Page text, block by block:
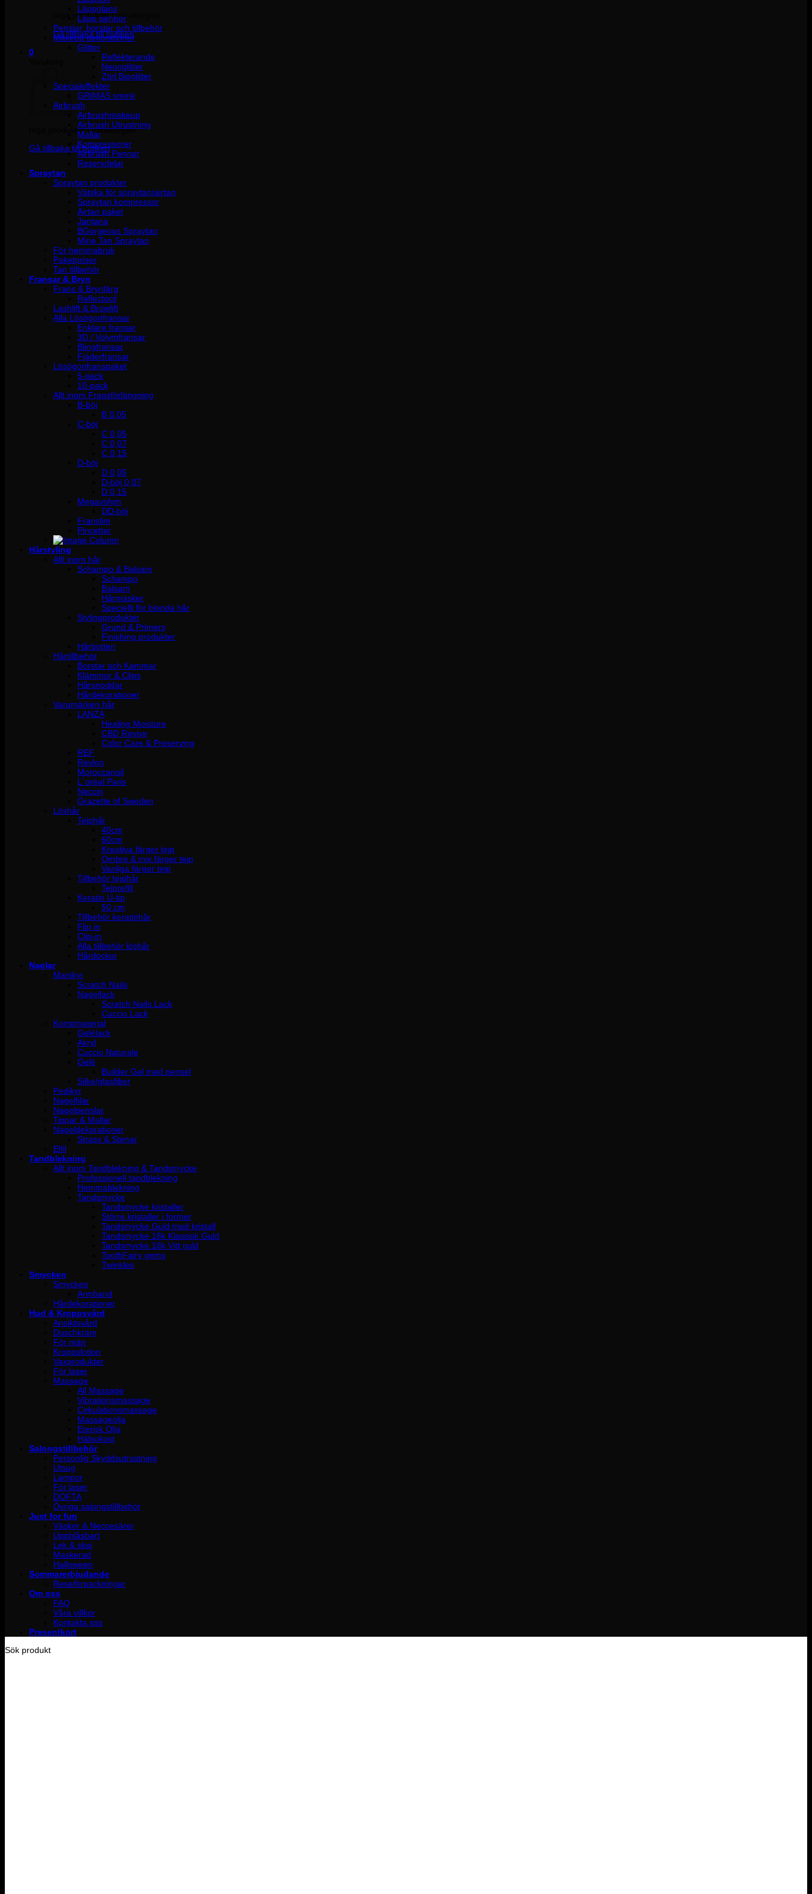
Inga produkter i varukorgen.
Gå tillbaka till butiken
0
Inga produkter i varukorgen.
Gå tillbaka till butiken
Läppglans
Läpp pennor
Penslar, borstar och tillbehör
Makeup dekorationer
Glitter
Reflekterande
Neonglitter
Ztirl Bioglitter
Specialeffekter
GRIMAS smink
Airbrush
Airbrushmakeup
Airbrush Utrustning
Mallar
Kompressorer
Airbrush Pennor
Reservdelar
Spraytan
Spraytan produkter
Vätska för spraytan/airtan
Spraytan kompressor
Airtan paket
Jantana
BGorgeous Spraytan
Mine Tan Spraytan
För hemmabruk
Paketpriser
Tan tillbehör
Fransar & Bryn
Frans & Brynfärg
Reflectocil
Lashlift & Browlift
Alla Lösögonfransar
Enklare fransar
3D / Volymfransar
Blingfransar
Fjäderfransar
Lösögonfranspaket
5-pack
10-pack
Allt inom Fransförlängning
B-böj
B 0.05
C-böj
C 0,05
C 0,07
C 0,15
D-böj
D 0,05
D-böj 0,07
D 0,15
Megavolym
DD-böj
Franslim
Pincetter
Hårstyling
Allt inom hår
Schampo & Balsam
Schampo
Balsam
Hårmasker
Speciellt för blonda hår
Stylingprodukter
Grund & Primers
Finishing produkter
Hårbotten
Hårtillbehör
Borstar och Kammar
Klämmor & Clips
Hårsnoddar
Hårdekorationer
Varumärken hår
LANZA
Healing Moisture
CBD Revive
Color Care & Preserving
REF
Revlon
Moroccanoil
L´oréal Paris
Neccin
Grazette of Sweden
Löshår
Tejphår
40cm
60cm
Kreativa färger tejp
Ombre & mix färger tejp
Vanliga färger tejp
Tillbehör tejphår
Tejprefill
Keratin U-tip
50 cm
Tillbehör keratinhår
Flip in
Clip-in
Alla tillbehör löshår
Hårdockor
Naglar
Manikyr
Scratch Nails
Nagellack
Scratch Nails Lack
Cuccio Lack
Konstmaterial
Gelélack
Akryl
Cuccio Naturale
Gelé
Builder Gel med pensel
Silke/glasfiber
Pedikyr
Nagelfilar
Nagelpenslar
Tippar & Mallar
Nageldekorationer
Strass & Stenar
Elfil
Tandblekning
Allt inom Tandblekning & Tandsmycke
Professionell tandblekning
Hemmablekning
Tandsmycke
Tandsmycke kristaller
Större kristaller i former
Tandsmycke Guld med kristall
Tandsmycke 18k Klassisk Guld
Tandsmycke 18k Vitt guld
ToothFairy gems
Twinkles
Smycken
Smycken
Armband
Hårdekorationer
Hud & Kroppsvård
Ansiktsvård
Duschkräm
För män
Kroppslotion
Vaxprodukter
För laser
Massage
All Massage
Vibrationsmassage
Cirkulationsmassage
Massageolja
Eterisk Olja
Hälsokost
Salongstillbehör
Personlig Skyddsutrustning
Utsug
Lampor
För laser
DOFTA
Övriga salongstillbehör
Just for fun
Väskor & Neccesärer
Uppblåsbart
Lek & skoj
Maskerad
Halloween
Sommarerbjudande
Reseförpackningar
Om oss
FAQ
Våra villkor
Kontakta oss
Presentkort
Sök produkt